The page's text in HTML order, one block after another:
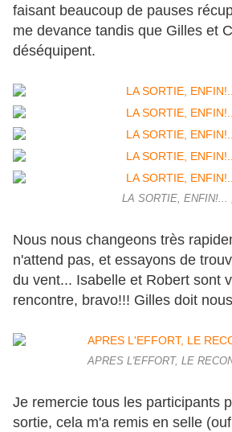
faisant beaucoup de pauses
me devance tandis que Gilles et
déséquipent.
LA SORTIE, ENFIN!...
Nous nous changeons très
n'attend pas, et essayons de
du vent... Isabelle et Robert sont
rencontre, bravo!!! Gilles doit
APRES L'EFFORT, LE
Je remercie tous les participants
sortie, cela m'a remis en selle